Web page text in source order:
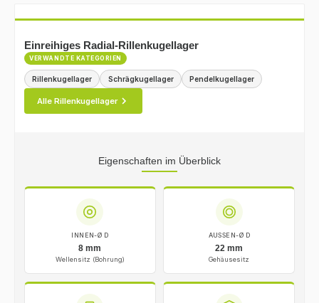
Einreihiges Radial-Rillenkugellager
VERWANDTE KATEGORIEN
Rillenkugellager Schrägkugellager Pendelkugellager
Alle Rillenkugellager
Eigenschaften im Überblick
INNEN-Ø D
8 mm
Wellensitz (Bohrung)
AUSSEN-Ø D
22 mm
Gehäusesitz